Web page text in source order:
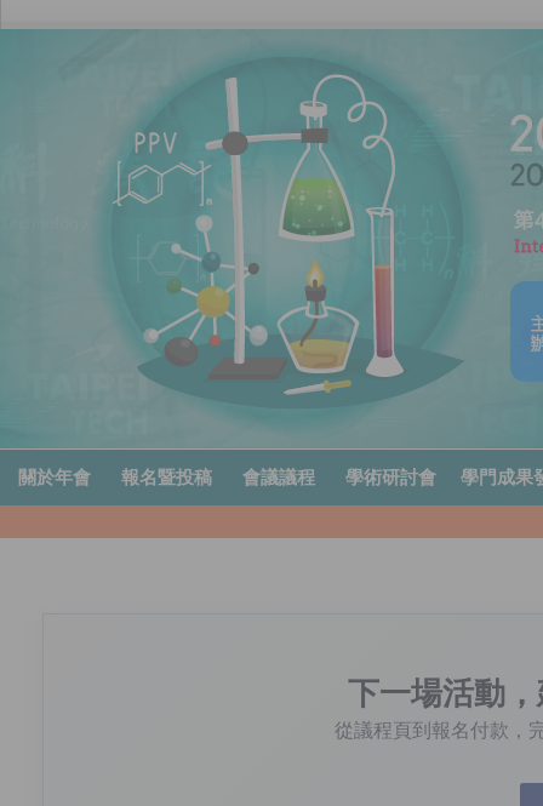
關於年會 報名暨投稿 會議議程 學術研討會 學門成果
下一場活動
從議程頁到報名付款，